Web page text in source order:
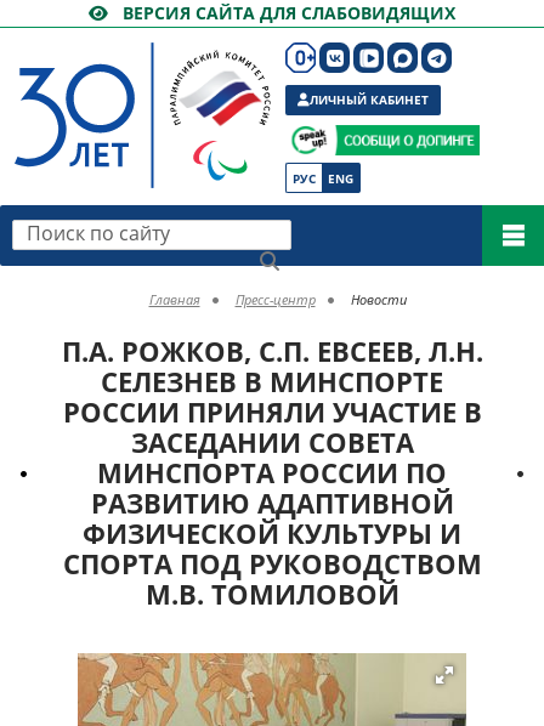
ВЕРСИЯ САЙТА ДЛЯ СЛАБОВИДЯЩИХ
РУС ENG
ЛИЧНЫЙ КАБИНЕТ
Поиск по сайту
Главная Пресс-центр Новости
П.А. РОЖКОВ, С.П. ЕВСЕЕВ, Л.Н.
СЕЛЕЗНЕВ В МИНСПОРТЕ
РОССИИ ПРИНЯЛИ УЧАСТИЕ В
ЗАСЕДАНИИ СОВЕТА
МИНСПОРТА РОССИИ ПО
РАЗВИТИЮ АДАПТИВНОЙ
ФИЗИЧЕСКОЙ КУЛЬТУРЫ И
СПОРТА ПОД РУКОВОДСТВОМ
М.В. ТОМИЛОВОЙ